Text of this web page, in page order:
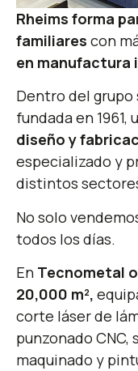
Rheims forma
familiares con
en manufactura
Dentro del
fundada en 1961,
diseño y
especializado y
distintos
No solo
todos los días.
En Tecnometal
20,000 m²,
corte láser de
punzonado
maquinado y